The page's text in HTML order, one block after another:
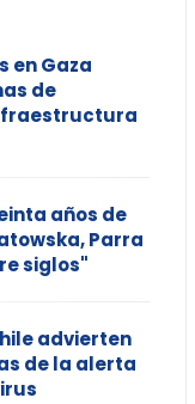
en Gaza
de
años de
Parra
siglos"
advierten
de la alerta